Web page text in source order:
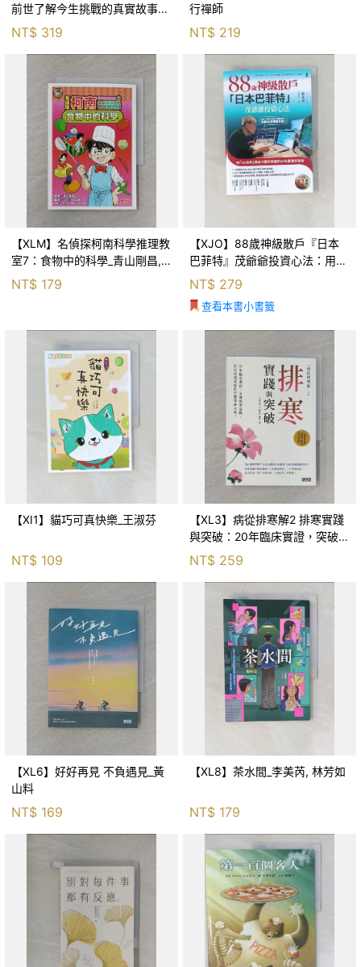
前世了解今生挑戰的真實故事_
羅伯特．舒
NT$ 319
行禪師
NT$ 219
【XLM】名偵探柯南科學推理教
室7：食物中的科學_青山剛昌,
NT$ 179
【XJO】88歲神級散戶『日本
巴菲特』茂爺爺投資心法：用
「126法則」滾出18億円資產的
69年股海交易術_藤本茂, 賴惠
鈴
NT$ 279
查看本書小書籤
【XI1】貓巧可真快樂_王淑芬
NT$ 109
【XL3】病從排寒解2 排寒實踐
與突破：20年臨床實證，突破排
寒盲點，防治疫毒流感的中醫養
命方略！_李璧如
NT$ 259
【XL6】好好再見 不負遇見_黃
山料
NT$ 169
【XL8】茶水間_李美芮, 林芳如
NT$ 179